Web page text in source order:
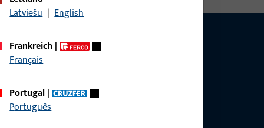
Latviešu | English
Frankreich|
Français
Portugal|
Português